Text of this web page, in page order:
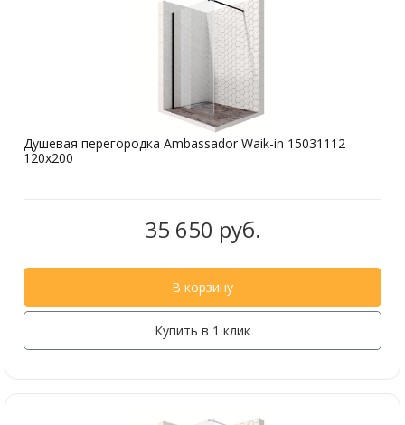
Душевая перегородка Ambassador Waik-in 15031112
120x200
35 650 руб.
В корзину
Купить в 1 клик